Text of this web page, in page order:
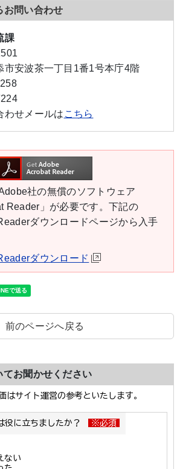
お問い合わせ
課
市安波茶一丁目1番1号本庁4階
わせメールは こちら
社の無償のソフトウェア
Reader」が必要です。下記の
ダウンロードページから入手
ダウンロード
前のページへ戻る
てお聞かせください